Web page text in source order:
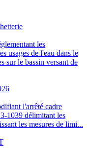
les
usages de l'eau dans le
sur le bassin versant de
l'arrêté cadre
1039 délimitant les
les mesures de limi...